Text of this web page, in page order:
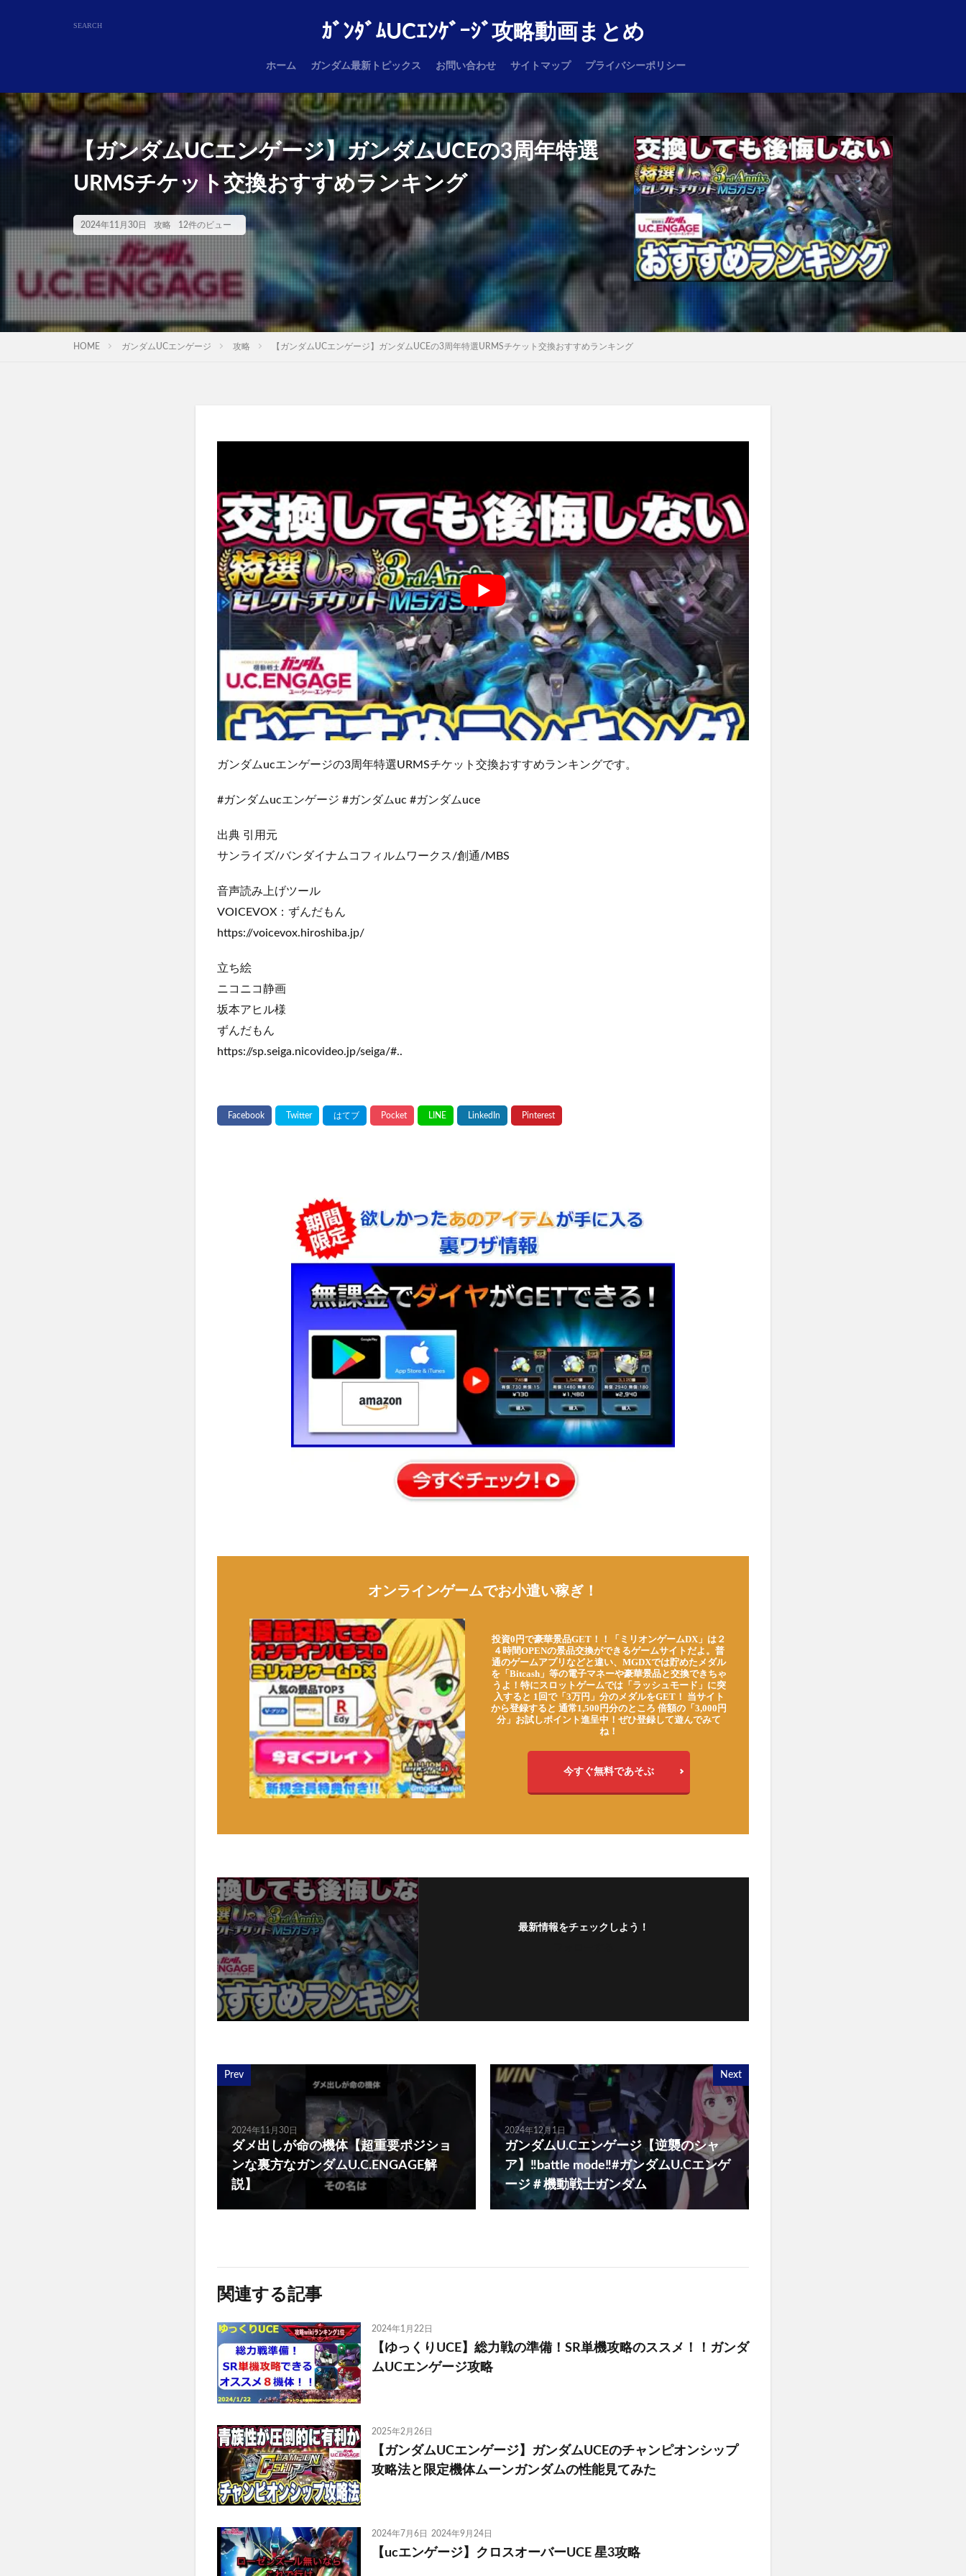
ｶﾞﾝﾀﾞﾑUCｴﾝｹﾞｰｼﾞ攻略動画まとめ
ホーム ガンダム最新トピックス お問い合わせ サイトマップ プライバシーポリシー
【ガンダムUCエンゲージ】ガンダムUCEの3周年特選
URMSチケット交換おすすめランキング
2024年11月30日 攻略 12件のビュー
HOME ガンダムUCエンゲージ 攻略 【ガンダムUCエンゲージ】ガンダムUCEの3周年特選URMSチケット交換おすすめランキング
ガンダムucエンゲージの3周年特選URMSチケット交換おすすめランキングです。
#ガンダムucエンゲージ #ガンダムuc #ガンダムuce
出典 引用元
サンライズ/バンダイナムコフィルムワークス/創通/MBS
音声読み上げツール
VOICEVOX：ずんだもん
https://voicevox.hiroshiba.jp/
立ち絵
ニコニコ静画
坂本アヒル様
ずんだもん
https://sp.seiga.nicovideo.jp/seiga/#..
オンラインゲームでお小遣い稼ぎ！
投資0円で豪華景品GET！！「ミリオンゲームDX」は２
４時間OPENの景品交換ができるゲームサイトだよ。普
通のゲームアプリなどと違い、MGDXでは貯めたメダル
を「Bitcash」等の電子マネーや豪華景品と交換できちゃ
うよ！特にスロットゲームでは「ラッシュモード」に突
入すると 1回で「3万円」分のメダルをGET！ 当サイト
から登録すると 通常1,500円分のところ 倍額の「3,000円
分」お試しポイント進呈中！ぜひ登録して遊んでみて
ね！
今すぐ無料であそぶ
最新情報をチェックしよう！
Prev
2024年11月30日
ダメ出しが命の機体【超重要ポジショ
ンな裏方なガンダムU.C.ENGAGE解
説】
Next
2024年12月1日
ガンダムU.Cエンゲージ【逆襲のシャ
ア】‼️battle mode‼️#ガンダムU.Cエンゲ
ージ＃機動戦士ガンダム
関連する記事
2024年1月22日
【ゆっくりUCE】総力戦の準備！SR単機攻略のススメ！！ガンダ
ムUCエンゲージ攻略
2025年2月26日
【ガンダムUCエンゲージ】ガンダムUCEのチャンピオンシップ
攻略法と限定機体ムーンガンダムの性能見てみた
2024年7月6日 2024年9月24日
【ucエンゲージ】クロスオーバーUCE 星3攻略